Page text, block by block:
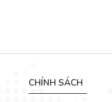
CHÍNH SÁCH